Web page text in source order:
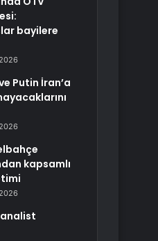
bayilere
Putin İran’a
kapsamlı
analist